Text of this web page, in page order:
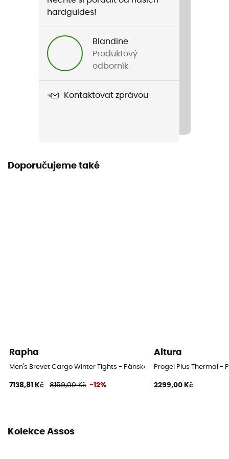
Název produktu
Mille GT Bib Shorts S11
Vlastnost oděvu
hardguides!
Blandine
Produktový
odborník
Kontaktovat zprávou
Doporučujeme také
Rapha
Men's Brevet Cargo Winter Tights - Pánské cyklistické kraťasy
7138,81 Kč 8159,00 Kč -12%
Altura
Progel Plus Thermal -
2299,00 Kč
Kolekce Assos